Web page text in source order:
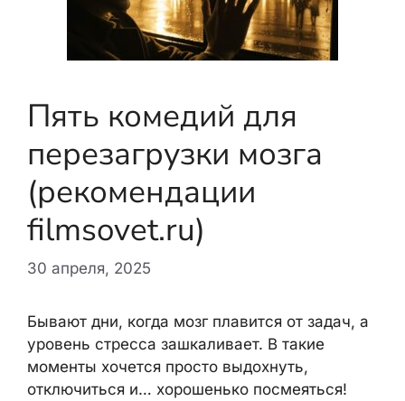
Пять комедий для
перезагрузки мозга
(рекомендации
filmsovet.ru)
30 апреля, 2025
Бывают дни, когда мозг плавится от задач, а
уровень стресса зашкаливает. В такие
моменты хочется просто выдохнуть,
отключиться и… хорошенько посмеяться!